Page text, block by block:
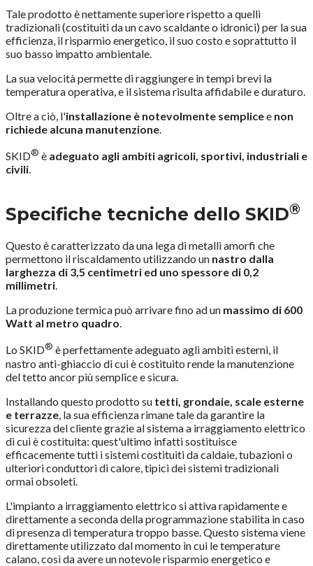
Tale prodotto è nettamente superiore rispetto a quelli
tradizionali (costituiti da un cavo scaldante o idronici) per la sua
efficienza, il risparmio energetico, il suo costo e soprattutto il
suo basso impatto ambientale.
La sua velocità permette di raggiungere in tempi brevi la
temperatura operativa, e il sistema risulta affidabile e duraturo.
Oltre a ciò, l'installazione è notevolmente semplicee non
richiede alcuna manutenzione
SKID® è adeguato agli ambiti agricoli, sportivi, industriali e
civili.
Specifiche tecniche dello SKID®
Questo è caratterizzato da una lega di metalli amorfi che
permettono il riscaldamento utilizzando un nastro dalla
larghezza di 3,5 centimetri ed uno spessore di 0,2
millimetri.
La produzione termica può arrivare fino ad un massimo di 600
Watt al metro quadro.
Lo SKID® è perfettamente adeguato agli ambiti esterni, il
nastro anti-ghiaccio di cui è costituito rende la manutenzione
del tetto ancor più semplice e sicura.
Installando questo prodotto su tetti, grondaie, scale esterne
e terrazze , la sua efficienza rimane tale da garantire la
sicurezza del cliente grazie al sistema a irraggiamento elettrico
di cui è costituita: quest'ultimo infatti sostituisce
efficacemente tutti i sistemi costituiti da caldaie, tubazioni o
ulteriori conduttori di calore, tipici dei sistemi tradizionali
ormai obsoleti.
L'impianto a irraggiamento elettrico si attiva rapidamente e
direttamente a seconda della programmazione stabilita in caso
di presenza di temperatura troppo basse. Questo sistema viene
direttamente utilizzato dal momento in cui le temperature
calano, così da avere un notevole risparmio energetico e